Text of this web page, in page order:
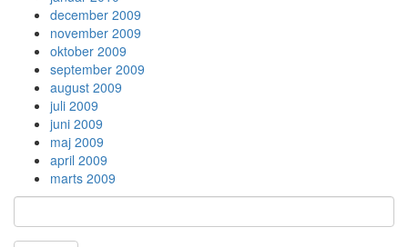
december 2009
november 2009
oktober 2009
september 2009
august 2009
juli 2009
juni 2009
maj 2009
april 2009
marts 2009